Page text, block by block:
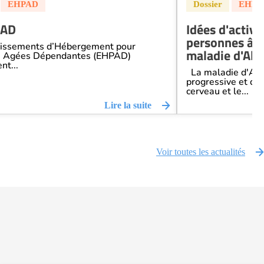
d’Hébergement pour
Dépendantes (EHPAD)
Lire la suite
Idées
personnes
maladie
La maladie
progressive et
cerveau et le...
Voir toutes les actualités